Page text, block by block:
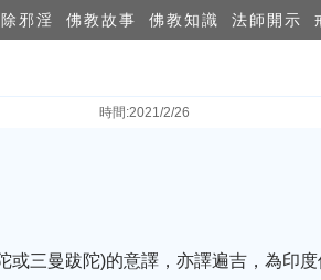
邪淫 佛教故事 佛教知識 法師開示
時間:2021/2/26
三曼跋陀)的意譯，亦譯遍吉，為印